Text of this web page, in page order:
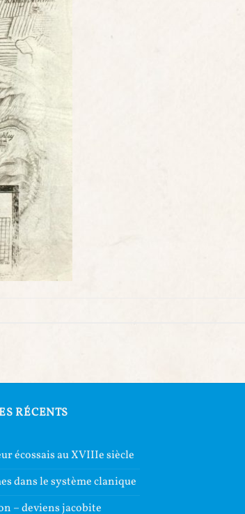
RÉCENTS
écossais au XVIIIe siècle
dans le système clanique
– deviens jacobite